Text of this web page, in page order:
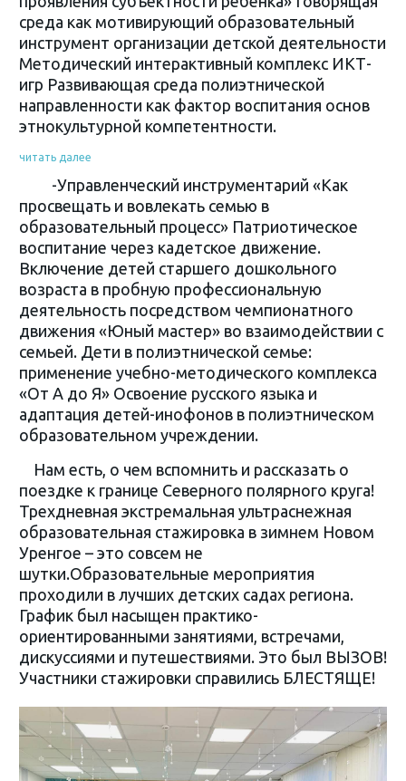
среда как мотивирующий образовательный
инструмент организации детской деятельности
Методический интерактивный комплекс ИКТ-
игр Развивающая среда полиэтнической
направленности как фактор воспитания основ
этнокультурной компетентности.
читать далее
-Управленческий инструментарий «Как
просвещать и вовлекать семью в
образовательный процесс» Патриотическое
воспитание через кадетское движение.
Включение детей старшего дошкольного
возраста в пробную профессиональную
деятельность посредством чемпионатного
движения «Юный мастер» во взаимодействии с
семьей. Дети в полиэтнической семье:
применение учебно-методического комплекса
«От А до Я» Освоение русского языка и
адаптация детей-инофонов в полиэтническом
образовательном учреждении.
Нам есть, о чем вспомнить и рассказать о
поездке к границе Северного полярного круга!
Трехдневная экстремальная ультраснежная
образовательная стажировка в зимнем Новом
Уренгое – это совсем не
шутки.Образовательные мероприятия
проходили в лучших детских садах региона.
График был насыщен практико-
ориентированными занятиями, встречами,
дискуссиями и путешествиями. Это был ВЫЗОВ!
Участники стажировки справились БЛЕСТЯЩЕ!